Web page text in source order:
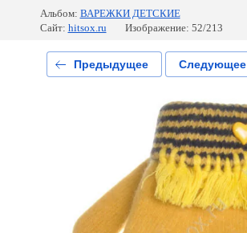
Альбом: ВАРЕЖКИ ДЕТСКИЕ
Сайт: hitsox.ru Изображение: 52/213
Предыдущее Следующее